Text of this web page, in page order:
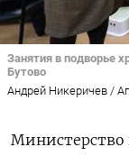
Занятия в подворье
Бутово
Андрей Никеричев /
Министерство